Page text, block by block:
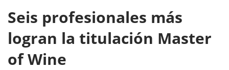
Seis profesionales más
logran la titulación Master
of Wine